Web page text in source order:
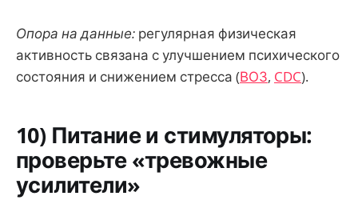
Опора на данные: регулярная физическая
активность связана с улучшением психического
состояния и снижением стресса (ВОЗ, CDC).
10) Питание и стимуляторы:
проверьте «тревожные
усилители»